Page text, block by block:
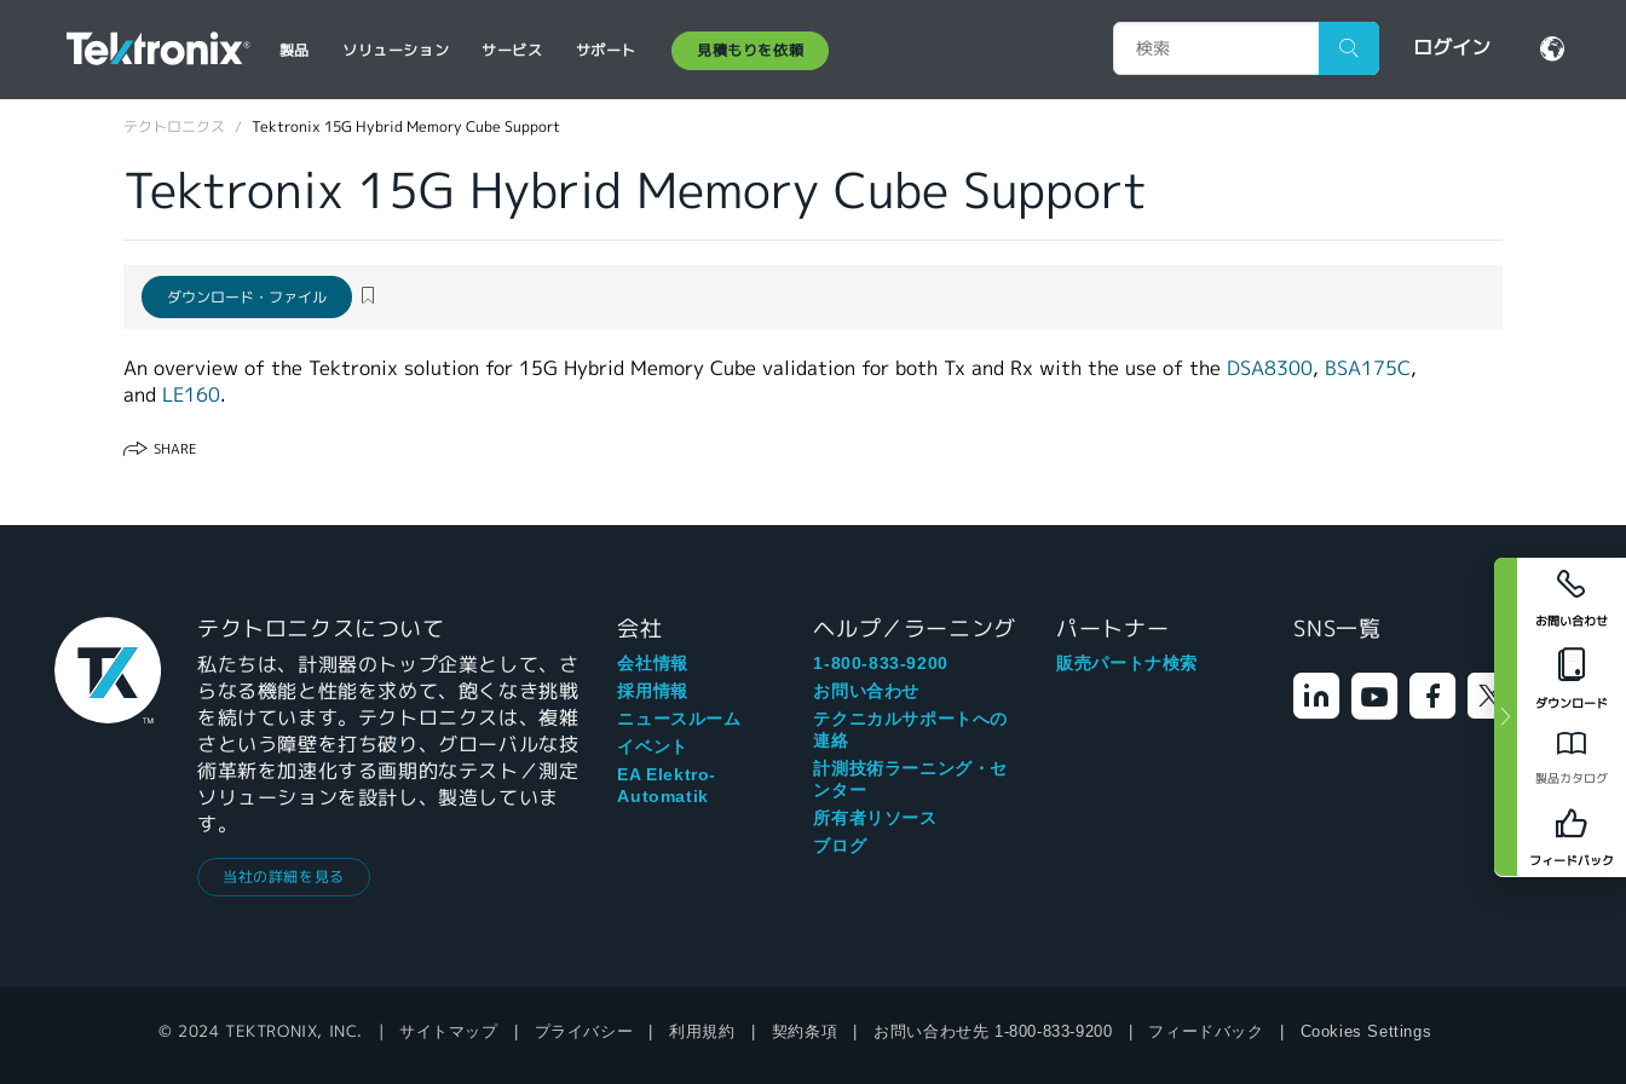
製品 ソリューション サービス サポート 見積もりを依頼 ログイン
お問い合わせ
ダウンロード
製品カタログ
フィードバック
テクトロニクス Tektronix 15G Hybrid Memory Cube Support
Tektronix 15G Hybrid Memory Cube Support
ダウンロード・ファイル
An overview of the Tektronix solution for 15G Hybrid Memory Cube validation for both Tx and Rx with the use of the DSA8300, BSA175C,
and LE160.
SHARE
テクトロニクスについて
私たちは、計測器のトップ企業として、さ
らなる機能と性能を求めて、飽くなき挑戦
を続けています。テクトロニクスは、複雑
さという障壁を打ち破り、グローバルな技
術革新を加速化する画期的なテスト／測定
ソリューションを設計し、製造していま
す。
当社の詳細を見る
会社
会社情報
採用情報
ニュースルーム
イベント
EA Elektro-
Automatik
ヘルプ／ラーニング
1-800-833-9200
お問い合わせ
テクニカルサポートへの
連絡
計測技術ラーニング・セ
ンター
所有者リソース
ブログ
パートナー
販売パートナ検索
SNS一覧
© 2024 TEKTRONIX, INC. サイトマップ プライバシー 利用規約 契約条項 お問い合わせ先 1-800-833-9200 フィードバック Cookies Settings